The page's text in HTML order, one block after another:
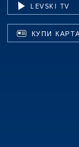
LEVSKI TV
КУПИ